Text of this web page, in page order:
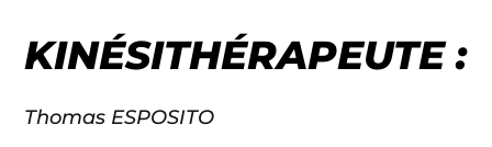
KINÉSITHÉRAPEUTE :
Thomas ESPOSITO